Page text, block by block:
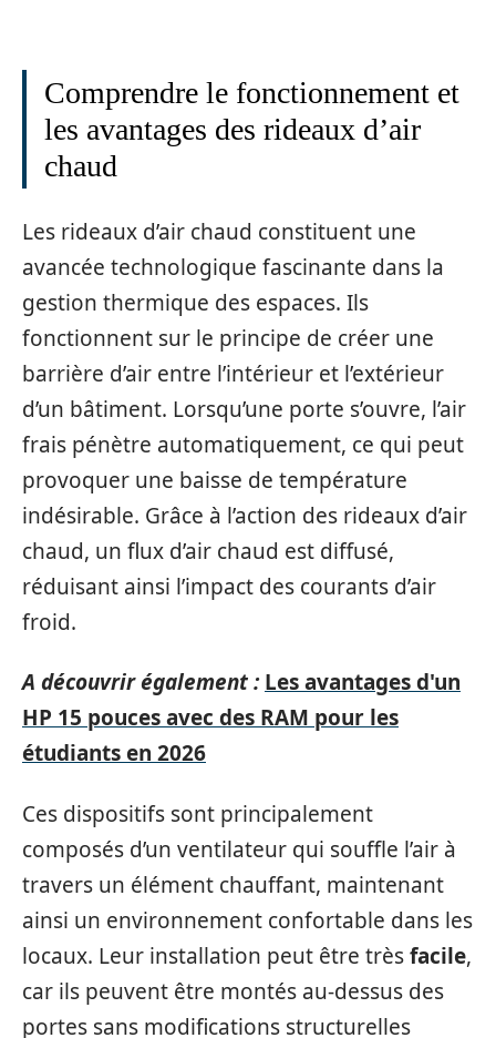
Comprendre le fonctionnement et
les avantages des rideaux d’air
chaud
Les rideaux d’air chaud constituent une
avancée technologique fascinante dans la
gestion thermique des espaces. Ils
fonctionnent sur le principe de créer une
barrière d’air entre l’intérieur et l’extérieur
d’un bâtiment. Lorsqu’une porte s’ouvre, l’air
frais pénètre automatiquement, ce qui peut
provoquer une baisse de température
indésirable. Grâce à l’action des rideaux d’air
chaud, un flux d’air chaud est diffusé,
réduisant ainsi l’impact des courants d’air
froid.
A découvrir également : Les avantages d'un
HP 15 pouces avec des RAM pour les
étudiants en 2026
Ces dispositifs sont principalement
composés d’un ventilateur qui souffle l’air à
travers un élément chauffant, maintenant
ainsi un environnement confortable dans les
locaux. Leur installation peut être trèsfacile,
car ils peuvent être montés au-dessus des
portes sans modifications structurelles